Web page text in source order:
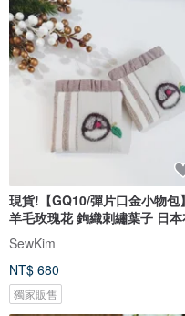
現貨!【GQ10/彈片口金小物包】
羊毛玫瑰花 鉤織刺繡葉子 日
SewKim
NT$ 680
獨家販售